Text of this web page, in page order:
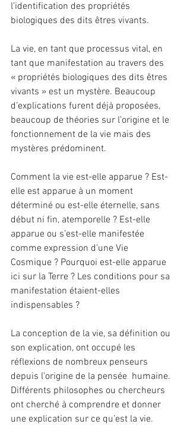
l’identification des propriétés
biologiques des dits êtres vivants.
La vie, en tant que processus vital, en
tant que manifestation au travers des
« propriétés biologiques des dits êtres
vivants » est un mystère. Beaucoup
d’explications furent déjà proposées,
beaucoup de théories sur l’origine et le
fonctionnement de la vie mais des
mystères prédominent.
Comment la vie est-elle apparue ? Est-
elle est apparue à un moment
déterminé ou est-elle éternelle, sans
début ni fin, atemporelle ? Est-elle
apparue ou s’est-elle manifestée
comme expression d’une Vie
Cosmique ? Pourquoi est-elle apparue
ici sur la Terre ? Les conditions pour sa
manifestation étaient-elles
indispensables ?
La conception de la vie, sa définition ou
son explication, ont occupé les
réflexions de nombreux penseurs
depuis l’origine de la pensée  humaine.
Différents philosophes ou chercheurs
ont cherché à comprendre et donner
une explication sur ce qu’est la vie.